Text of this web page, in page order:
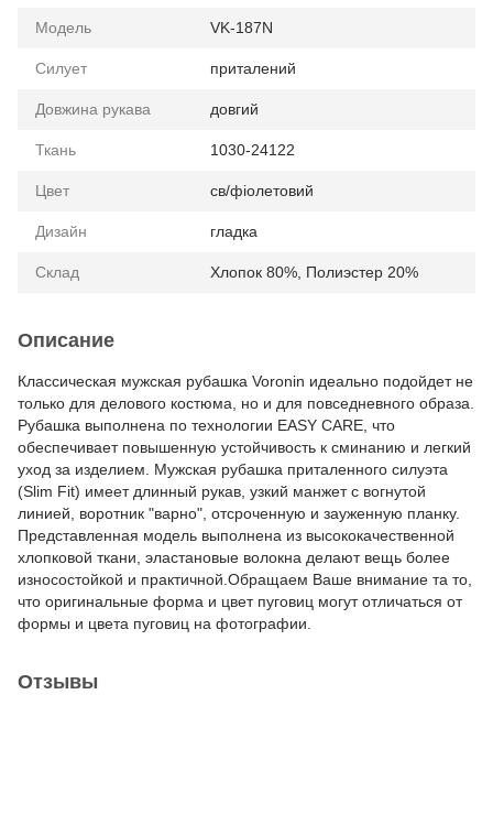
Модель VK-187N
Силует приталений
Довжина рукава довгий
Ткань 1030-24122
Цвет св/фіолетовий
Дизайн гладка
Склад Хлопок 80%, Полиэстер 20%
Описание
Классическая мужская рубашка Voronin идеально подойдет не
только для делового костюма, но и для повседневного образа.
Рубашка выполнена по технологии EASY CARE, что
обеспечивает повышенную устойчивость к сминанию и легкий
уход за изделием. Мужская рубашка приталенного силуэта
(Slim Fit) имеет длинный рукав, узкий манжет с вогнутой
линией, воротник "варно", отсроченную и зауженную планку.
Представленная модель выполнена из высококачественной
хлопковой ткани, эластановые волокна делают вещь более
износостойкой и практичной.Обращаем Ваше внимание та то,
что оригинальные форма и цвет пуговиц могут отличаться от
формы и цвета пуговиц на фотографии.
Отзывы